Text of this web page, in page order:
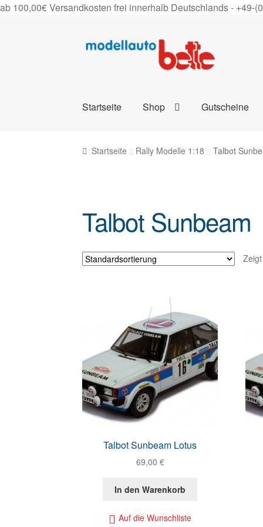
ab 100,00€ Versandkosten frei innerhalb Deutschlands - +49-
Zur
Zum
Startseite Shop Gutscheine
Startseite Rally Modelle 1:18 Talbot
Talbot Sunbeam
Talbot Sunbeam Lotus
69,00 €
In den Warenkorb
Auf die Wunschliste